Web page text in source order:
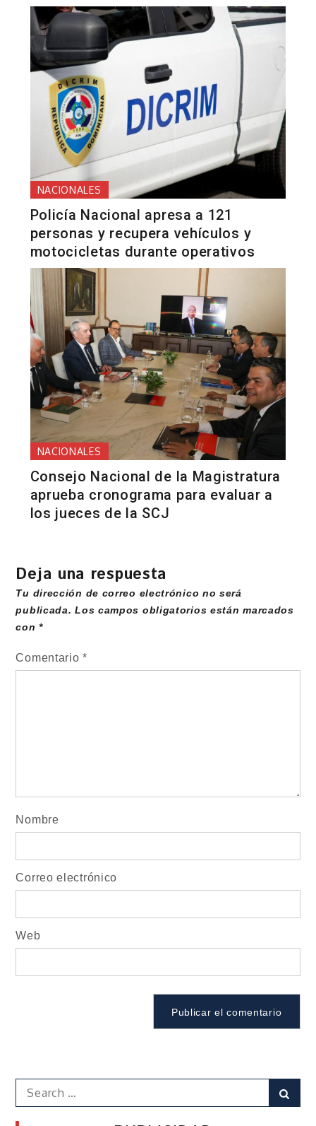
NACIONALES
Policía Nacional apresa a 121
personas y recupera vehículos y
motocicletas durante operativos
NACIONALES
Consejo Nacional de la Magistratura
aprueba cronograma para evaluar a
los jueces de la SCJ
Deja una respuesta
Tu dirección de correo electrónico no será
publicada. Los campos obligatorios están marcados
con*
Comentario*
Nombre
Correo electrónico
Web
Search
for: